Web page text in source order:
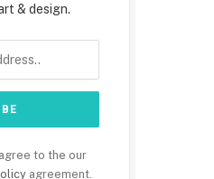
& design.
to the our
agreement.